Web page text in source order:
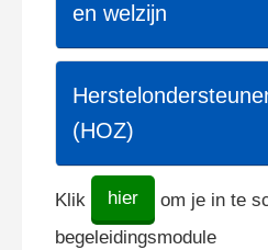
en welzijn
(HOZ)
Klik hier
om je in te
begeleidingsmodule